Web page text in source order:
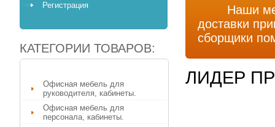
Регистрация
КАТЕГОРИИ ТОВАРОВ:
Офисная мебель для
руководителя, кабинеты.
Офисная мебель для
персонала, кабинеты.
Наши
доставки
сборщики
ЛИДЕР